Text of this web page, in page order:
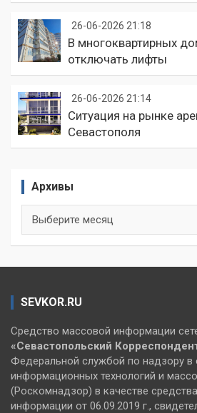
26-06-2026 21:18
В многоквартирных
отключать лифты
26-06-2026 21:14
Ситуация на рынке
Севастополя
Архивы
SEVKOR.RU
Средство массовой информации
«Севастопольский
Федеральной службой по надзору в
информационных технологий и
(Роскомнадзор) в качестве
информации от 06.09.2019 г.,